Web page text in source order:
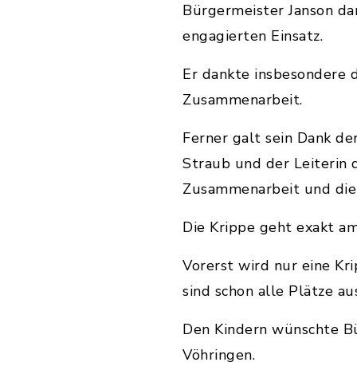
Bürgermeister Janson
engagierten Einsatz.
Er dankte
Zusammenarbeit.
Ferner galt sein Dank
Straub und der Leiterin
Zusammenarbeit und
Die Krippe geht exakt
Vorerst wird nur eine
sind schon alle Plätze
Den Kindern wünschte
Vöhringen.